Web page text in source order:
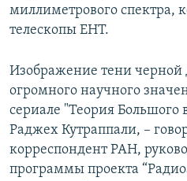
миллиметрового спектра,
телескопы EHT.
Изображение тени черной
огромного научного
сериале "Теория Большого
Раджех Кутраппали, –
корреспондент РАН,
программы проекта